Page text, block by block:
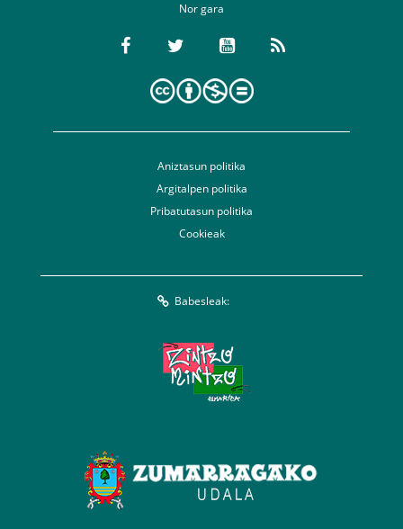
Nor gara
Aniztasun politika
Argitalpen politika
Pribatutasun politika
Cookieak
Babesleak: